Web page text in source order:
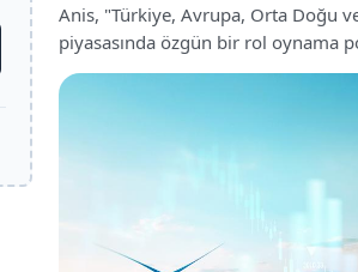
Anis, "Türkiye, Avrupa, Orta Doğu
piyasasında özgün bir rol oynama